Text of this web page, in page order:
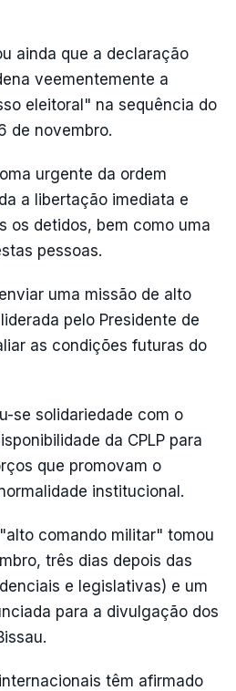
ainda que a declaração
veementemente a
eleitoral" na sequência do
de novembro.
urgente da ordem
a libertação imediata e
os detidos, bem como uma
pessoas.
uma missão de alto
pelo Presidente de
as condições futuras do
se solidariedade com o
da CPLP para
que promovam o
institucional.
comando militar" tomou
três dias depois das
e legislativas) e um
para a divulgação dos
têm afirmado